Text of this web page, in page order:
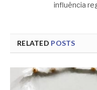
influência
RELATED POSTS